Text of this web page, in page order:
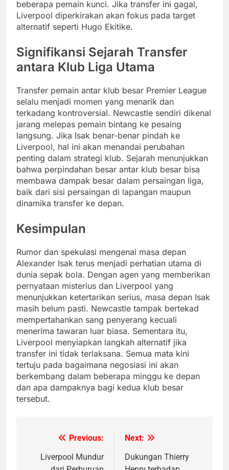
beberapa pemain kunci. Jika transfer ini gagal,
Liverpool diperkirakan akan fokus pada target
alternatif seperti Hugo Ekitike.
Signifikansi Sejarah Transfer
antara Klub Liga Utama
Transfer pemain antar klub besar Premier League
selalu menjadi momen yang menarik dan
terkadang kontroversial. Newcastle sendiri dikenal
jarang melepas pemain bintang ke pesaing
langsung. Jika Isak benar-benar pindah ke
Liverpool, hal ini akan menandai perubahan
penting dalam strategi klub. Sejarah menunjukkan
bahwa perpindahan besar antar klub besar bisa
membawa dampak besar dalam persaingan liga,
baik dari sisi persaingan di lapangan maupun
dinamika transfer ke depan.
Kesimpulan
Rumor dan spekulasi mengenai masa depan
Alexander Isak terus menjadi perhatian utama di
dunia sepak bola. Dengan agen yang memberikan
pernyataan misterius dan Liverpool yang
menunjukkan ketertarikan serius, masa depan Isak
masih belum pasti. Newcastle tampak bertekad
mempertahankan sang penyerang kecuali
menerima tawaran luar biasa. Sementara itu,
Liverpool menyiapkan langkah alternatif jika
transfer ini tidak terlaksana. Semua mata kini
tertuju pada bagaimana negosiasi ini akan
berkembang dalam beberapa minggu ke depan
dan apa dampaknya bagi kedua klub besar
tersebut.
navigation
Previous:
Liverpool Mundur
Next:
Dukungan Thierry